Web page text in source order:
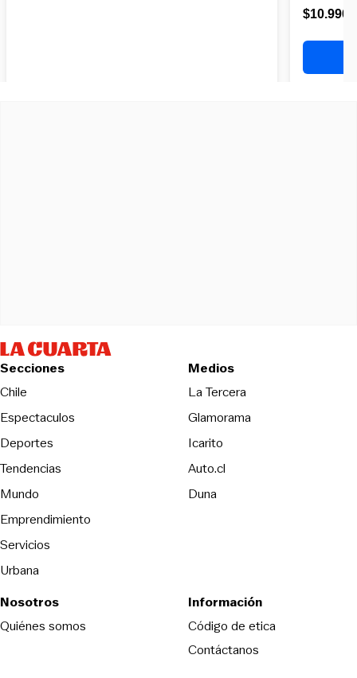
Secciones
Chile
Espectaculos
Deportes
Tendencias
Mundo
Emprendimiento
Servicios
Urbana
Medios
La TerceraOpens in new
Glamorama
Icarito
Auto.cl
DunaOpens in new window
Nosotros
Quiénes somos
Información
Código de eticaOpens in new
Contáctanos